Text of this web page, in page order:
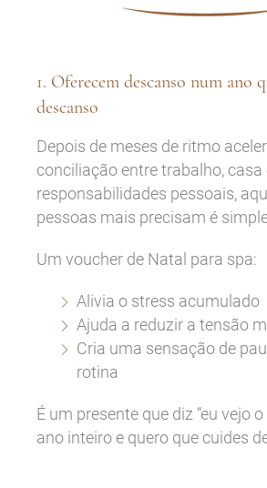
1. Oferecem descanso num ano
descanso
Depois de meses de ritmo
conciliação entre trabalho, casa
responsabilidades pessoais,
pessoas mais precisam é
Um voucher de Natal para spa:
Alivia o stress acumulado
Ajuda a reduzir a tensão
Cria uma sensação de
rotina
É um presente que diz “eu vejo
ano inteiro e quero que cuides